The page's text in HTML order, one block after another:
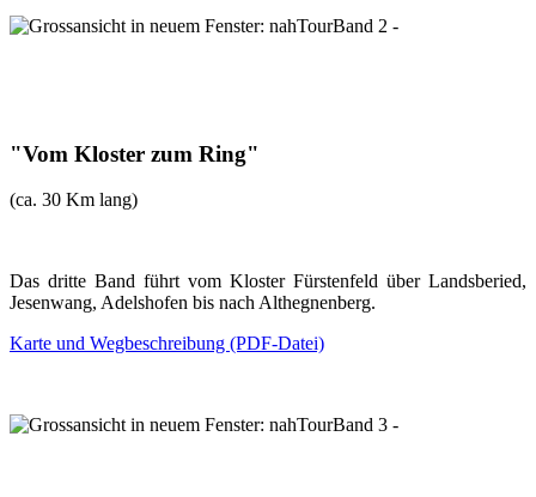
"Vom Kloster zum Ring"
(ca. 30 Km lang)
Das dritte Band führt vom Kloster Fürstenfeld über Landsberied,
Jesenwang, Adelshofen bis nach Althegnenberg.
Karte und Wegbeschreibung (PDF-Datei)